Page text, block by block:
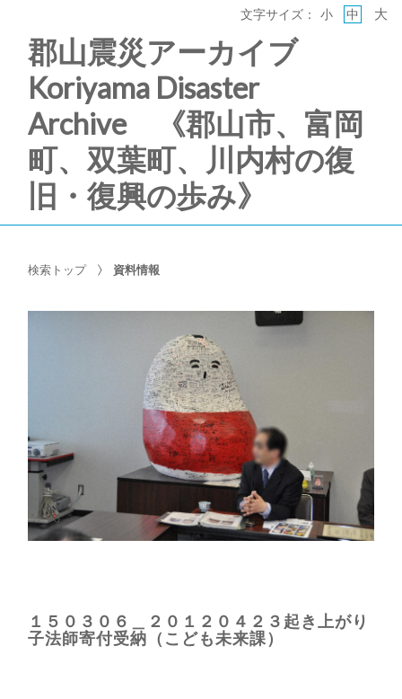
郡山震災アーカイブ
Koriyama Disaster
Archive 《郡山市、富岡
町、双葉町、川内村の復
旧・復興の歩み》
文字サイズ： 小 中 大
検索トップ 資料情報
１５０３０６＿２０１２０４２３起き上がり
子法師寄付受納（こども未来課）